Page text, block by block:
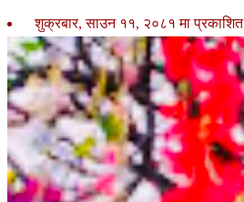
शुक्रबार, साउन ११, २०८१ मा प्रकाशित